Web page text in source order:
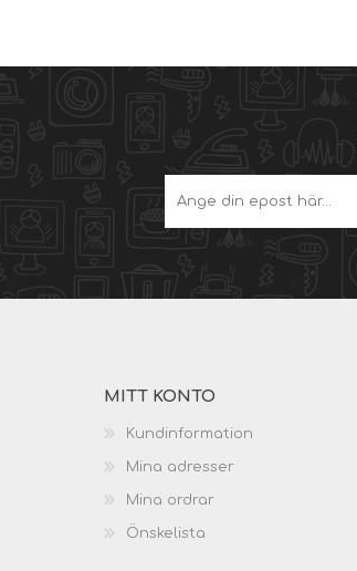
MITT KONTO
Kundinformation
Mina adresser
Mina ordrar
Önskelista